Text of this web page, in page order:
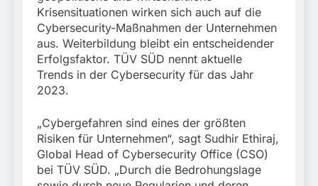
führt zur Sicherstellung
unversteuerter Zigaretten
und Einleitung eines
Steuerstrafverfahrens
Kraftfahrzeug über die
Grenze
eingereist/Bundespolizei
stellt Auto sicher
3. August 2026
Krisensituationen wirken sich auch auf die
Cybersecurity-Maßnahmen der Unternehmen
aus. Weiterbildung bleibt ein entscheidender
Erfolgsfaktor. TÜV SÜD nennt aktuelle
Trends in der Cybersecurity für das Jahr
2023.
„Cybergefahren sind eines der größten
Risiken für Unternehmen“, sagt Sudhir Ethiraj,
Global Head of Cybersecurity Office (CSO)
bei TÜV SÜD. „Durch die Bedrohungslage